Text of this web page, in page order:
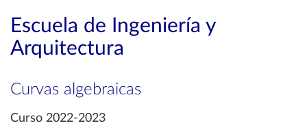
Escuela de Ingeniería y
Arquitectura
Curvas algebraicas
Curso 2022-2023